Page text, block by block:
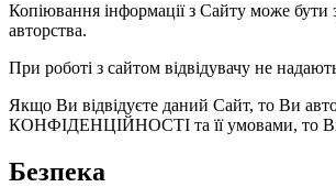
Копіювання інформації з Сайту може бути
авторства.
При роботі з сайтом відвідувачу не
Якщо Ви відвідуєте даний Сайт, то Ви
КОНФІДЕНЦІЙНОСТІ та її умовами, то
Безпека